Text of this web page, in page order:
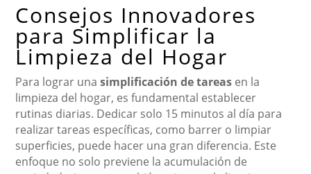
Consejos Innovadores
para Simplificar la
Limpieza del Hogar
Para lograr unasimplificación de tareas en la
limpieza del hogar, es fundamental establecer
rutinas diarias. Dedicar solo 15 minutos al día para
realizar tareas específicas, como barrer o limpiar
superficies, puede hacer una gran diferencia. Este
enfoque no solo previene la acumulación de